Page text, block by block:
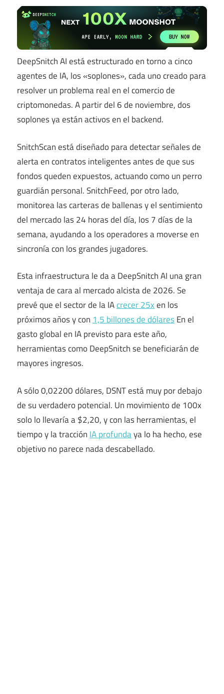
DeepSnitch AI está estructurado en torno a cinco
agentes de IA, los «soplones», cada uno creado para
resolver un problema real en el comercio de
criptomonedas. A partir del 6 de noviembre, dos
soplones ya están activos en el backend.
SnitchScan está diseñado para detectar señales de
alerta en contratos inteligentes antes de que sus
fondos queden expuestos, actuando como un perro
guardián personal. SnitchFeed, por otro lado,
monitorea las carteras de ballenas y el sentimiento
del mercado las 24 horas del día, los 7 días de la
semana, ayudando a los operadores a moverse en
sincronía con los grandes jugadores.
Esta infraestructura le da a DeepSnitch AI una gran
ventaja de cara al mercado alcista de 2026. Se
prevé que el sector de la IAcrecer 25xen los
próximos años y con 1,5 billones de dólaresEn el
gasto global en IA previsto para este año,
herramientas como DeepSnitch se beneficiarán de
mayores ingresos.
A sólo 0,02200 dólares, DSNT está muy por debajo
de su verdadero potencial. Un movimiento de 100x
solo lo llevaría a $2,20, y con las herramientas, el
tiempo y la tracción IA profundaya lo ha hecho, ese
objetivo no parece nada descabellado.